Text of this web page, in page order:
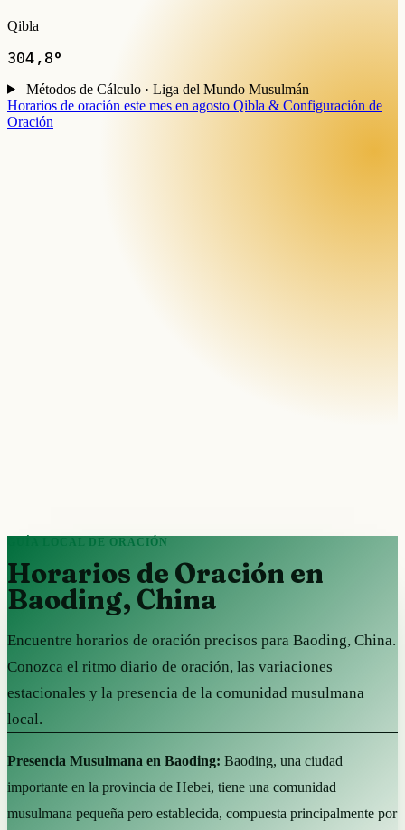
Qibla
304,8°
Métodos de Cálculo · Liga del Mundo Musulmán
Horarios de oración este mes en agosto Qibla & Configuración de
Oración
GUÍA LOCAL DE ORACIÓN
Horarios de Oración en
Baoding, China
Encuentre horarios de oración precisos para Baoding, China.
Conozca el ritmo diario de oración, las variaciones
estacionales y la presencia de la comunidad musulmana
local.
Presencia Musulmana en Baoding: Baoding, una ciudad
importante en la provincia de Hebei, tiene una comunidad
musulmana pequeña pero establecida, compuesta principalmente por